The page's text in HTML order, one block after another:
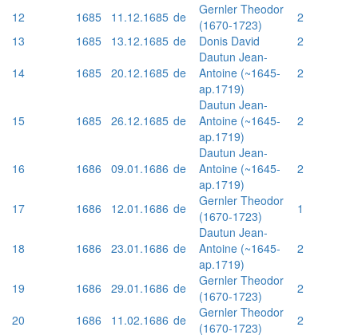
12 1685 11.12.1685 de
Gernler Theodor
(1670-1723)
2
13
1685 13.12.1685 de Donis David
2
14
1685 20.12.1685 de
Dautun Jean-
Antoine (~1645-
ap.1719)
2
15 1685 26.12.1685 de
Dautun Jean-
Antoine (~1645-
ap.1719)
2
16 1686 09.01.1686 de
Dautun Jean-
Antoine (~1645-
ap.1719)
2
17 1686 12.01.1686 de
Gernler Theodor
(1670-1723)
1
18 1686 23.01.1686 de
Dautun Jean-
Antoine (~1645-
ap.1719)
2
19 1686 29.01.1686 de
Gernler Theodor
(1670-1723)
2
20
1686 11.02.1686 de
Gernler Theodor
(1670-1723)
2